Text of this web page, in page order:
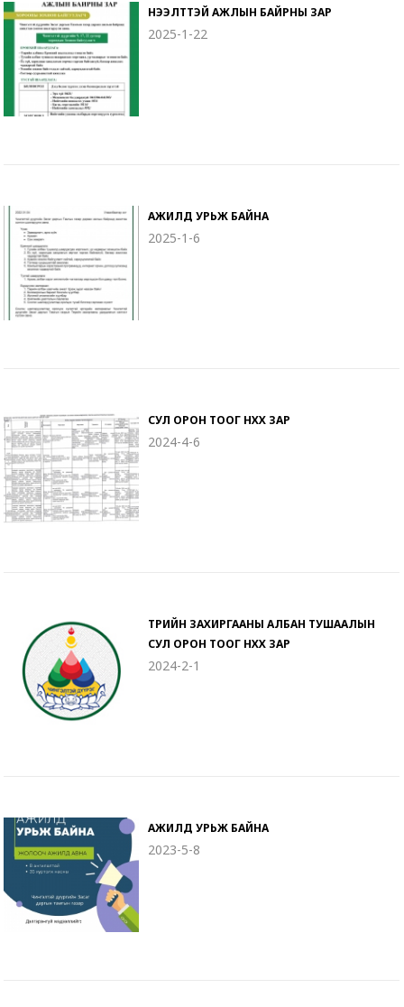
НЭЭЛТТЭЙ АЖЛЫН БАЙРНЫ ЗАР
2025-1-22
АЖИЛД УРЬЖ БАЙНА
2025-1-6
СУЛ ОРОН ТООГ НӨХӨХ ЗАР
2024-4-6
ТӨРИЙН ЗАХИРГААНЫ АЛБАН ТУШААЛЫН
СУЛ ОРОН ТООГ НӨХӨХ ЗАР
2024-2-1
АЖИЛД УРЬЖ БАЙНА
2023-5-8